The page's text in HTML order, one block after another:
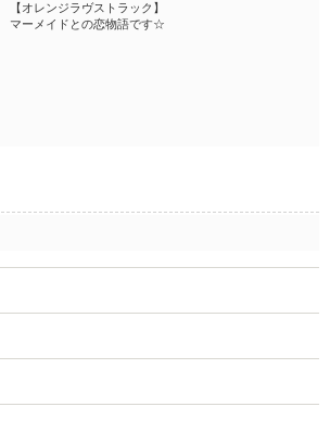
【オレンジラヴストラック】
マーメイドとの恋物語です☆